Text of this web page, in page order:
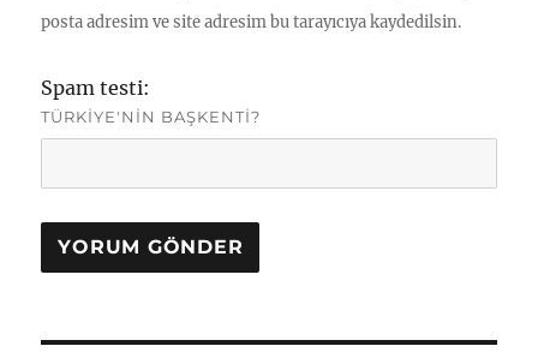
posta adresim ve site adresim bu tarayıcıya kaydedilsin.
Spam testi:
TÜRKIYE'NIN BAŞKENTI?